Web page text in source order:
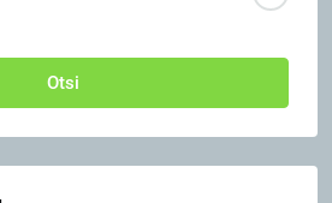
Otsi